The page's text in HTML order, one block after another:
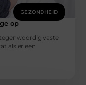
GEZONDHEID
op
vaste
als er een